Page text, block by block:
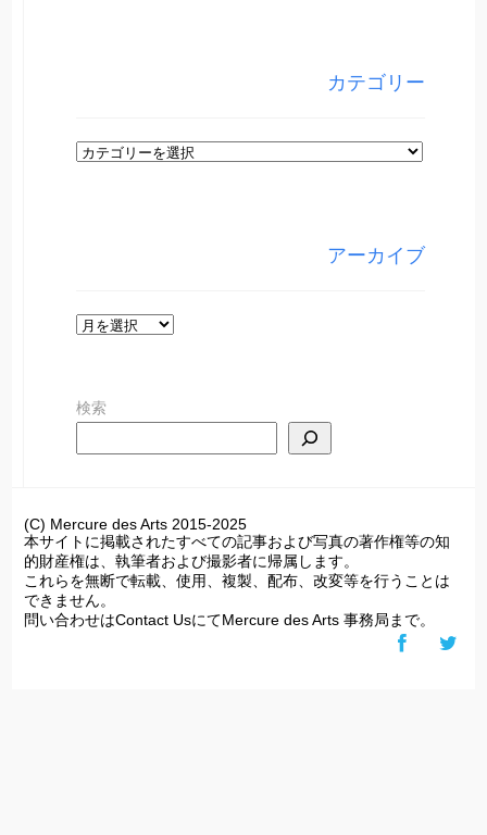
カテゴリー
カ
アーカイブ
ア
イ
検索
(C) Mercure des Arts 2015-2025
本サイトに掲載されたすべての記事および写真の著作権等の知
的財産権は、執筆者および撮影者に帰属します。
これらを無断で転載、使用、複製、配布、改変等を行うことは
できません。
問い合わせはContact UsにてMercure des Arts 事務局まで。